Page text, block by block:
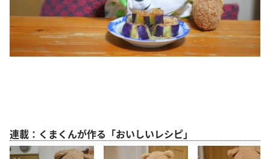
連載：くまくんが作る「おいしいレシピ」